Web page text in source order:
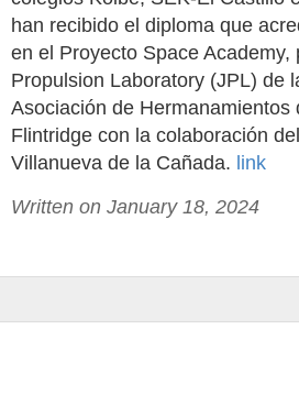
han recibido el diploma que
en el Proyecto Space Academy,
Propulsion Laboratory (JPL) de
Asociación de Hermanamientos
Flintridge con la colaboración
Villanueva de la Cañada. link
Written on January 18, 2024